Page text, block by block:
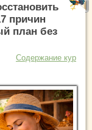
причин
план без
Содержание кур